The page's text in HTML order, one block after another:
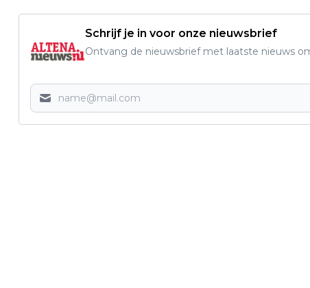
Schrijf je in voor onze nieuwsbrief
Ontvang de nieuwsbrief met laatste nieuws